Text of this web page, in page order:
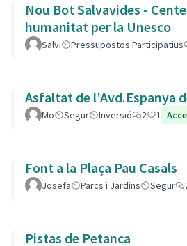
Nou Bot Salvavides -
humanitat per la Unesco
Salvi Pressupostos Participatius
Asfaltat de l'Avd.Espanya
Mo Segur Inversió 2 1
Font a la Plaça Pau Casals
Josefa Parcs i Jardins Segur
Pistas de Petanca